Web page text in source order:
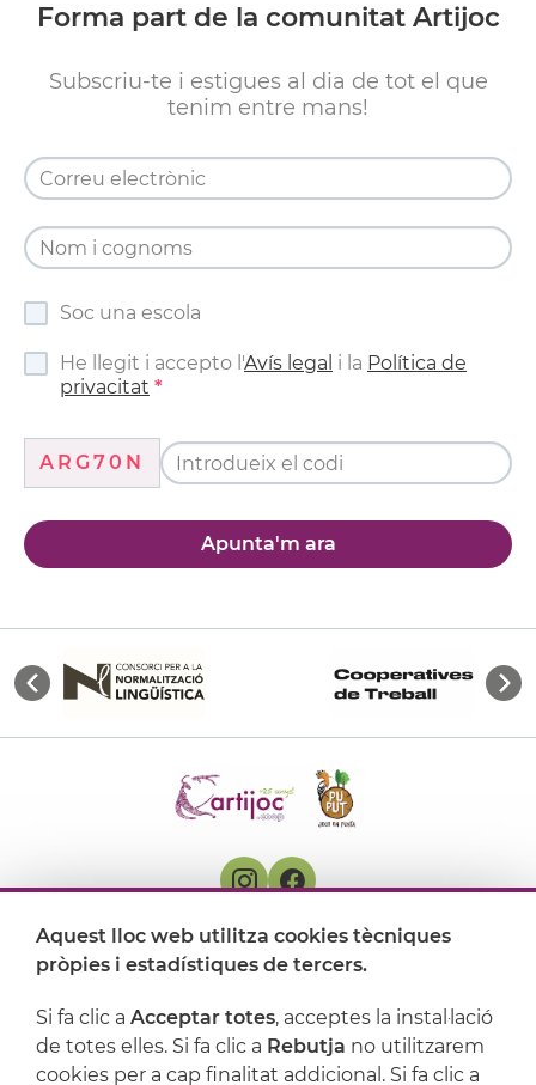
Forma part de la comunitat Artijoc
Subscriu-te i estigues al dia de tot el que
tenim entre mans!
Soc una escola
He llegit i accepto l'Avís legal i la Política de
privacitat
ARG70N
Apunta'm ara
On ens trobem
Suport
Aquest lloc web utilitza cookies tècniques
pròpies i estadístiques de tercers.
Si fa clic a Acceptar totes, acceptes la instal·lació
de totes elles. Si fa clic a Rebutja no utilitzarem
cookies per a cap finalitat addicional. Si fa clic a